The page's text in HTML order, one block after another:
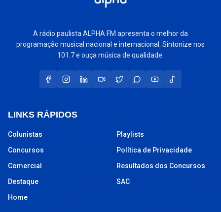
A rádio paulista ALPHA FM apresenta o melhor da
programação musical nacional e internacional. Sintonize nos
101.7 e ouça música de qualidade.
LINKS RÁPIDOS
Colunistas
Concursos
Comercial
Destaque
Home
Playlists
Política de Privacidade
Resultados dos Concursos
SAC